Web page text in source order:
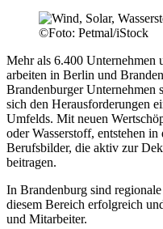
©Foto: Petmal/iStock
Mehr als 6.400 Unternehmen
arbeiten in Berlin und
Brandenburger Unternehmen
sich den Herausforderungen
Umfelds. Mit neuen
oder Wasserstoff, entstehen
Berufsbilder, die aktiv zur
beitragen.
In Brandenburg sind
diesem Bereich erfolgreich
und Mitarbeiter.